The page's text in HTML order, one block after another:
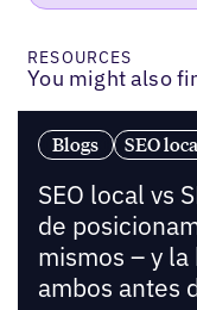
RESOURCES
You might also
Blogs SEO
SEO local vs
de
mismos – y
ambos antes